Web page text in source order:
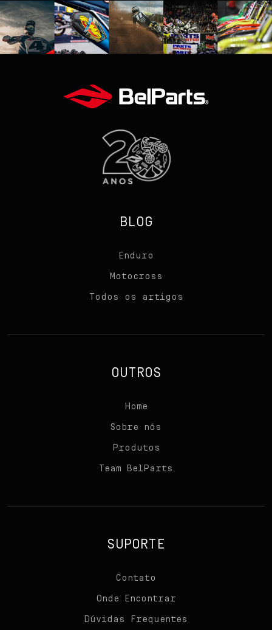
BLOG
Enduro
Motocross
Todos os artigos
OUTROS
Home
Sobre nós
Produtos
Team BelParts
SUPORTE
Contato
Onde Encontrar
Dúvidas Frequentes